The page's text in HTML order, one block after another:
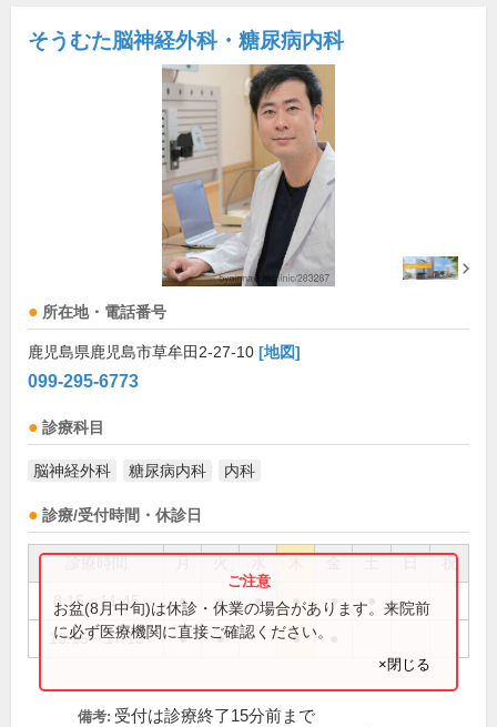
そうむた脳神経外科・糖尿病内科
所在地・電話番号
鹿児島県鹿児島市草牟田2-27-10 [地図]
099-295-6773
診療科目
脳神経外科 糖尿病内科 内科
診療/受付時間・休診日
祝
8:15～11:45 ● ● ● ● ●
13:15～17:15 ● ● ●
お盆(8月中旬)は休診・休業の場合があります。来院前
に必ず医療機関に直接ご確認ください。
×閉じる
備考: 受付は診療終了15分前まで